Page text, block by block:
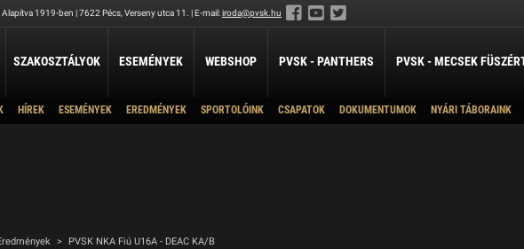
1919-ben | 7622 Pécs, Verseny utca 11. | E-mail:iroda@pvsk.hu
SZAKOSZTÁLYOK
KOSÁRLABDA
LABDARÚGÁS
LÖVÉSZET
ÖKÖLVÍVÁS
ESEMÉNYEK WEBSHOP PVSK - PANTHERS PVSK - MECSEK
HÍREK ESEMÉNYEK EREDMÉNYEK SPORTOLÓINK CSAPATOK DOKUMENTUMOK NYÁRI TÁBORAINK
> PVSK NKA Fiú U16A - DEAC KA/B